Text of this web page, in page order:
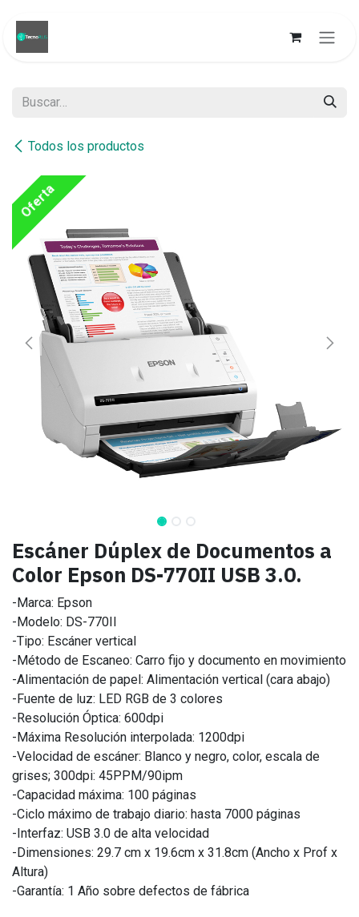
Todos los productos
Oferta
Escáner Dúplex de Documentos a
Color Epson DS-770II USB 3.0.
-Marca: Epson
-Modelo: DS-770II
-Tipo: Escáner vertical
-Método de Escaneo: Carro fijo y documento en movimiento
-Alimentación de papel: Alimentación vertical (cara abajo)
-Fuente de luz: LED RGB de 3 colores
-Resolución Óptica: 600dpi
-Máxima Resolución interpolada: 1200dpi
-Velocidad de escáner: Blanco y negro, color, escala de
grises; 300dpi: 45PPM/90ipm
-Capacidad máxima: 100 páginas
-Ciclo máximo de trabajo diario: hasta 7000 páginas
-Interfaz: USB 3.0 de alta velocidad
-Dimensiones: 29.7 cm x 19.6cm x 31.8cm (Ancho x Prof x
Altura)
-Garantía: 1 Año sobre defectos de fábrica